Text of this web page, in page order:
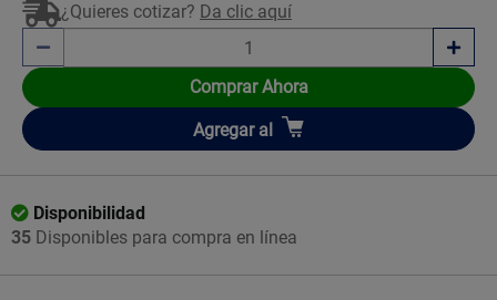
¿Quieres cotizar? Da clic aquí
Comprar Ahora
Añadir
Agregar al
Disponibilidad
35 Disponibles para compra en línea